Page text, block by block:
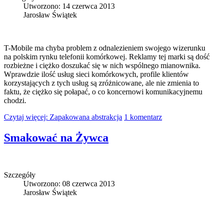
Utworzono: 14 czerwca 2013
Jarosław Świątek
T-Mobile ma chyba problem z odnalezieniem swojego wizerunku
na polskim rynku telefonii komórkowej. Reklamy tej marki są dość
rozbieżne i ciężko doszukać się w nich wspólnego mianownika.
Wprawdzie ilość usług sieci komórkowych, profile klientów
korzystających z tych usług są zróżnicowane, ale nie zmienia to
faktu, że ciężko się połapać, o co koncernowi komunikacyjnemu
chodzi.
Czytaj więcej: Zapakowana abstrakcja 1 komentarz
Smakować na Żywca
Szczegóły
Utworzono: 08 czerwca 2013
Jarosław Świątek